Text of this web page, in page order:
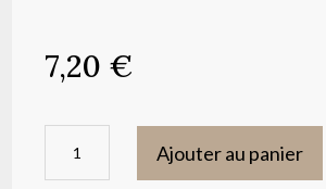
7,20 €
Ajouter au panier